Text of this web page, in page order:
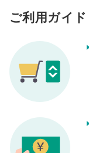
ご利用ガイド